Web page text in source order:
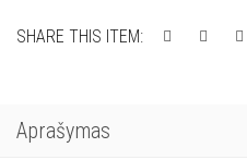
SHARE THIS ITEM:
Aprašymas